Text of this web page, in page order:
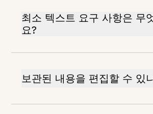
최소 텍스트 요구 사항은 무
요?
보관된 내용을 편집할 수 있